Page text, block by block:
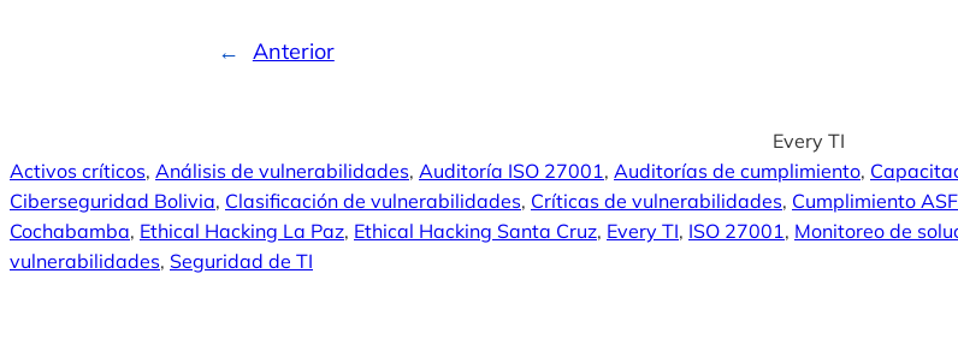
← Anterior
Every TI
Activos críticos, Análisis de vulnerabilidades, Auditoría ISO 27001, Auditorías de cumplimiento,
Ciberseguridad Bolivia, Clasificación de vulnerabilidades, Críticas de vulnerabilidades, Cumplimiento
Cochabamba, Ethical Hacking La Paz, Ethical Hacking Santa Cruz, Every TI, ISO 27001, Monitoreo de
vulnerabilidades, Seguridad de TI